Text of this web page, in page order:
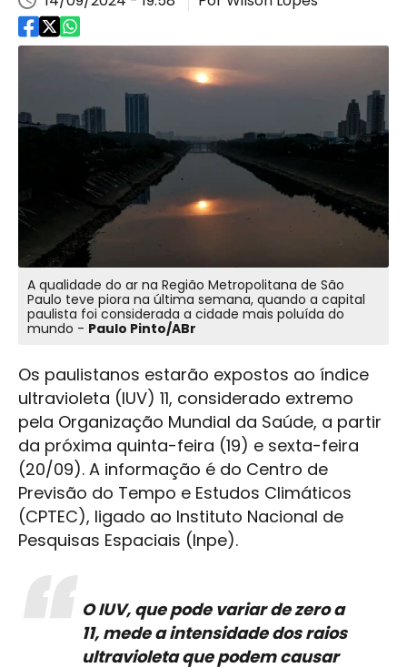
A qualidade do ar na Região Metropolitana de São
Paulo teve piora na última semana, quando a capital
paulista foi considerada a cidade mais poluída do
mundo - Paulo Pinto/ABr
Os paulistanos estarão expostos ao índice
ultravioleta (IUV) 11, considerado extremo
pela Organização Mundial da Saúde, a partir
da próxima quinta-feira (19) e sexta-feira
(20/09). A informação é do Centro de
Previsão do Tempo e Estudos Climáticos
(CPTEC), ligado ao Instituto Nacional de
Pesquisas Espaciais (Inpe).
O IUV, que pode variar de zero a
11, mede a intensidade dos raios
ultravioleta que podem causar